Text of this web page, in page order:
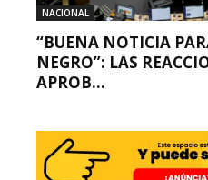
NACIONAL
“BUENA NOTICIA
NEGRO”: LAS
APROB...